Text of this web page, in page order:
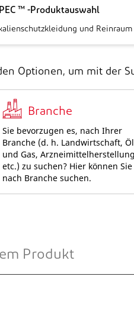
™ -Produktauswahl
und Reinraum
Optionen, um mit der
Branche
Sie bevorzugen es, nach Ihrer
Branche (d. h. Landwirtschaft, Öl
und Gas, Arzneimittelherstellung
etc.) zu suchen? Hier können Sie
nach Branche suchen.